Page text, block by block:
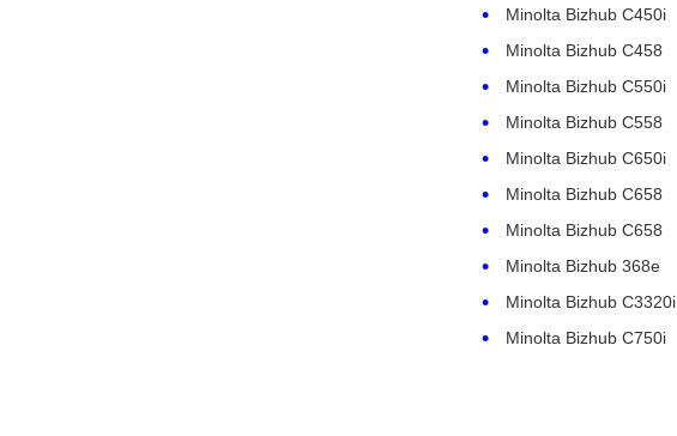
Minolta Bizhub C450i
Minolta Bizhub C458
Minolta Bizhub C550i
Minolta Bizhub C558
Minolta Bizhub C650i
Minolta Bizhub C658
Minolta Bizhub C658
Minolta Bizhub 368e
Minolta Bizhub C3320i
Minolta Bizhub C750i